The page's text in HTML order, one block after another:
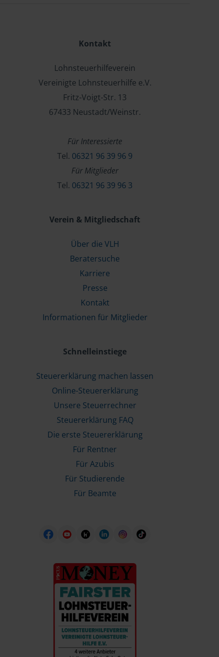
Kontakt
Lohnsteuerhilfeverein
Vereinigte Lohnsteuerhilfe e.V.
Fritz-Voigt-Str. 13
67433 Neustadt/Weinstr.
Für Interessierte
Tel. 06321 96 39 96 9
Für Mitglieder
Tel. 06321 96 39 96 3
Verein & Mitgliedschaft
Über die VLH
Beratersuche
Karriere
Presse
Kontakt
Informationen für Mitglieder
Schnelleinstiege
Steuererklärung machen lassen
Online-Steuererklärung
Unsere Steuerrechner
Steuererklärung FAQ
Die erste Steuererklärung
Für Rentner
Für Azubis
Für Studierende
Für Beamte